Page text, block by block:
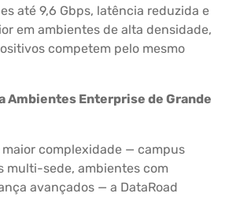
até 9,6 Gbps, latência reduzida e
em ambientes de alta densidade,
competem pelo mesmo
Ambientes Enterprise de Grande
complexidade — campus
multi-sede, ambientes com
avançados — a DataRoad